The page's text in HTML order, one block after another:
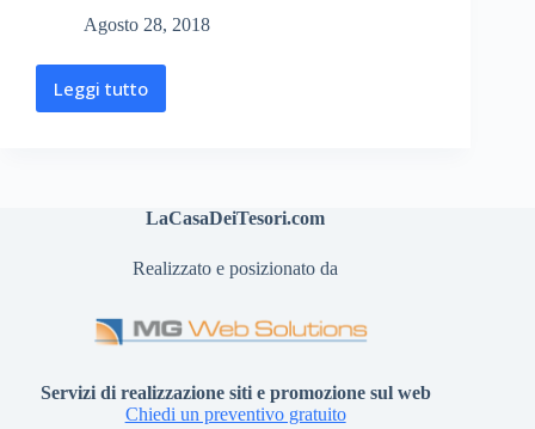
Agosto 28, 2018
Leggi tutto
LaCasaDeiTesori.com
Realizzato e posizionato da
Servizi di realizzazione siti e promozione sul web
Chiedi un preventivo gratuito